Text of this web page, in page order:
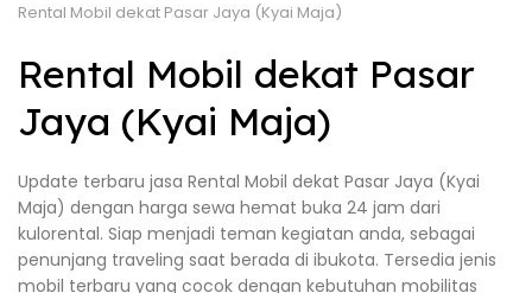
Rental Mobil dekat Pasar Jaya (Kyai Maja)
Rental Mobil dekat Pasar
Jaya (Kyai Maja)
Update terbaru jasa Rental Mobil dekat Pasar Jaya (Kyai
Maja) dengan harga sewa hemat buka 24 jam dari
kulorental. Siap menjadi teman kegiatan anda, sebagai
penunjang traveling saat berada di ibukota. Tersedia jenis
mobil terbaru yang cocok dengan kebutuhan mobilitas